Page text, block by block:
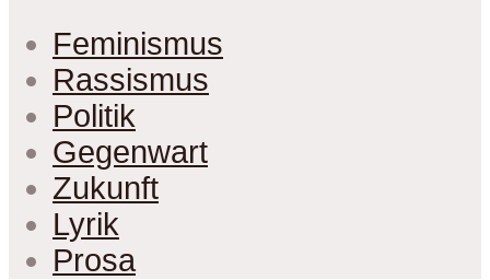
Feminismus
Rassismus
Politik
Gegenwart
Zukunft
Lyrik
Prosa